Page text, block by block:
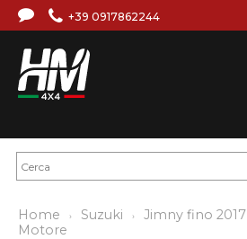
+39 0917862244
Home Suzuki Jimny fino 2017
Motore